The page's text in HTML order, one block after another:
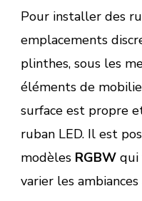
Pour installer des
emplacements
plinthes, sous les
éléments de
surface est propre
ruban LED. Il est
modèles RGBW qui
varier les